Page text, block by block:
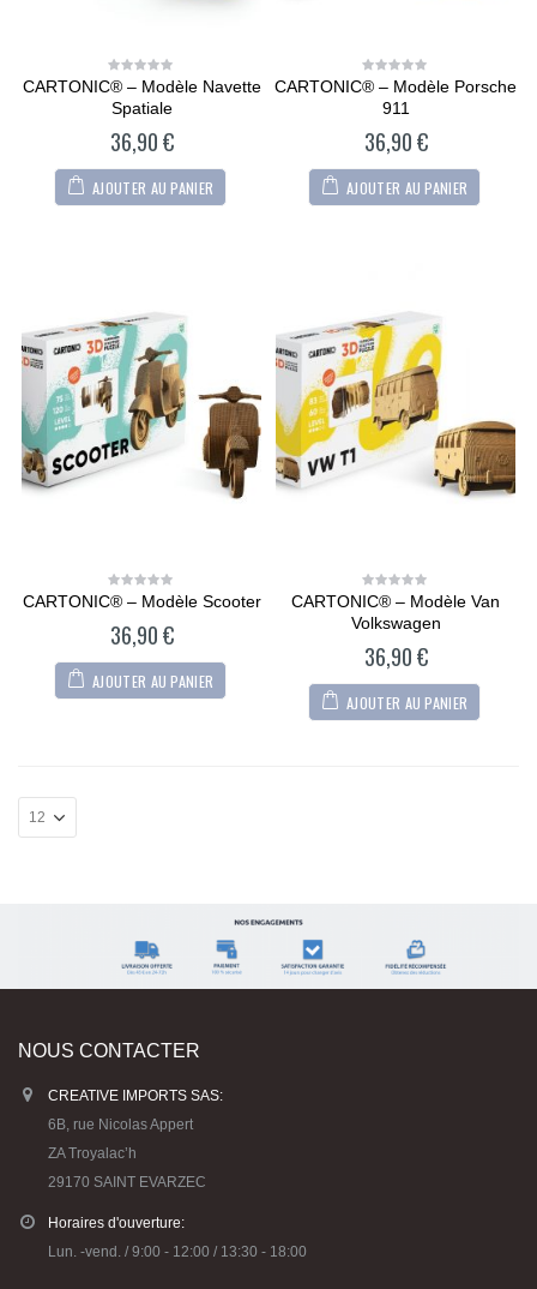
0
of
CARTONIC® – Modèle Navette
Spatiale
36,90€
AJOUTER AU PANIER
0
CARTONIC® – Modèle Porsche
911
36,90€
AJOUTER AU PANIER
0
of
5
CARTONIC® – Modèle Scooter
36,90€
AJOUTER AU PANIER
0
of
CARTONIC® – Modèle Van
Volkswagen
36,90€
AJOUTER AU PANIER
NOUS CONTACTER
CREATIVE IMPORTS SAS:
6B, rue Nicolas Appert
ZA Troyalac’h
29170 SAINT EVARZEC
Horaires d'ouverture:
Lun. -vend. / 9:00 - 12:00 / 13:30 - 18:00